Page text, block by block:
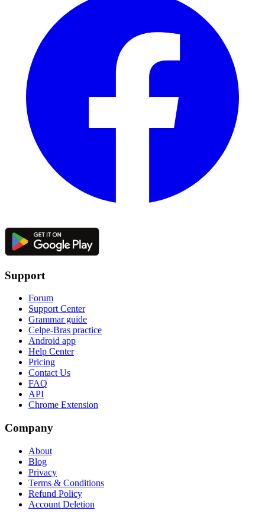
Support
Forum
Support Center
Grammar guide
Celpe-Bras practice
Android app
Help Center
Pricing
Contact Us
FAQ
API
Chrome Extension
Company
About
Blog
Privacy
Terms & Conditions
Refund Policy
Account Deletion